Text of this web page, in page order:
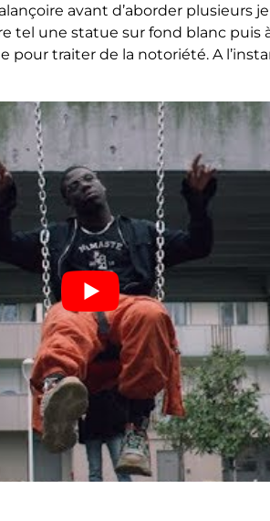
avant d’aborder plusieurs
tel une statue sur fond blanc puis
pour traiter de la notoriété. A